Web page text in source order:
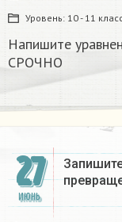
Уровень: 10 - 11
Напишите
СРОЧНО ​
27
ИЮНЬ